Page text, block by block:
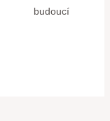
budoucí